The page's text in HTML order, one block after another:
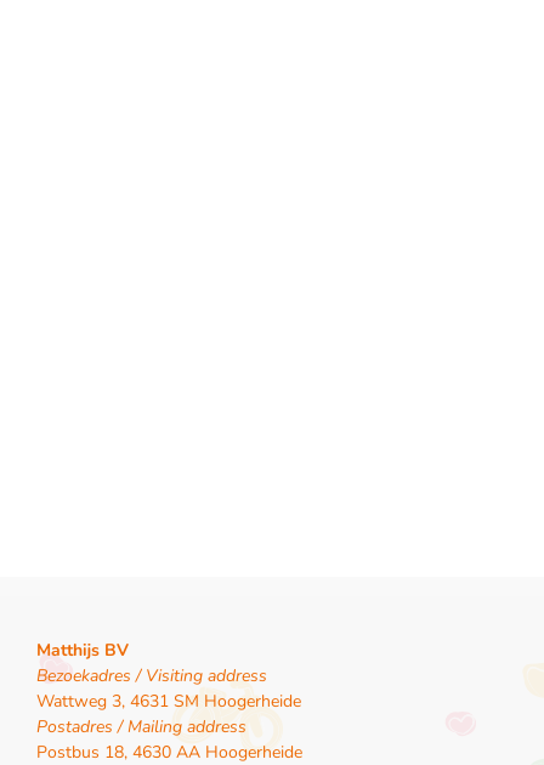
Matthijs BV
Bezoekadres / Visiting address
Wattweg 3, 4631 SM Hoogerheide
Postadres / Mailing address
Postbus 18, 4630 AA Hoogerheide